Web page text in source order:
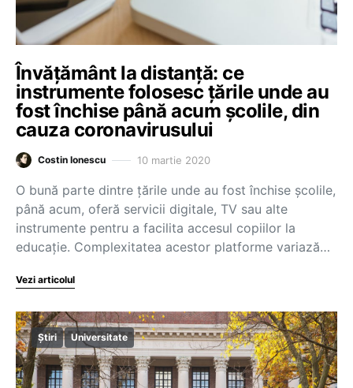
Învățământ la distanță: ce
instrumente folosesc țările unde au
fost închise până acum școlile, din
cauza coronavirusului
Costin Ionescu 10 martie 2020
O bună parte dintre țările unde au fost închise școlile,
până acum, oferă servicii digitale, TV sau alte
instrumente pentru a facilita accesul copiilor la
educație. Complexitatea acestor platforme variază…
Vezi articolul
Știri Universitate